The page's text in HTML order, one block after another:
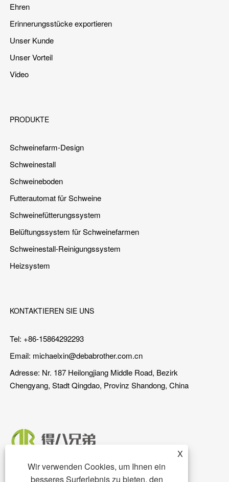
Ehren
Erinnerungsstücke exportieren
Unser Kunde
Unser Vorteil
Video
PRODUKTE
Schweinefarm-Design
Schweinestall
Schweineboden
Futterautomat für Schweine
Schweinefütterungssystem
Belüftungssystem für Schweinefarmen
Schweinestall-Reinigungssystem
Heizsystem
KONTAKTIEREN SIE UNS
Tel: +86-15864292293
Email: michaelxin@debabrother.com.cn
Adresse: Nr. 187 Heilongjiang Middle Road, Bezirk
Chengyang, Stadt Qingdao, Provinz Shandong, China
X
Wir verwenden Cookies, um Ihnen ein
besseres Surferlebnis zu bieten, den